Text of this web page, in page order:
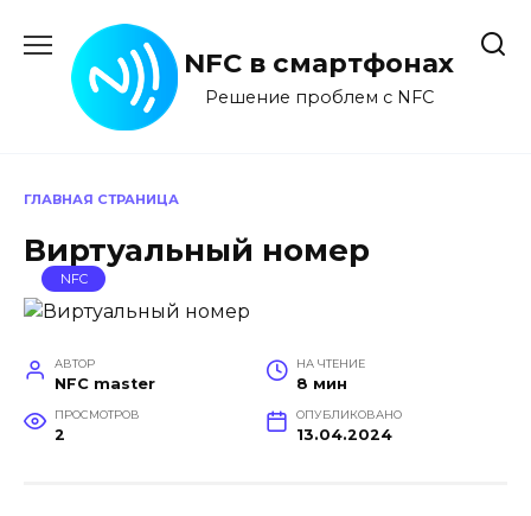
содержанию
NFC в смартфонах
Решение проблем с NFC
ГЛАВНАЯ СТРАНИЦА
Виртуальный номер
NFC
АВТОР
NFC master
НА ЧТЕНИЕ
8 мин
ПРОСМОТРОВ
2
ОПУБЛИКОВАНО
13.04.2024